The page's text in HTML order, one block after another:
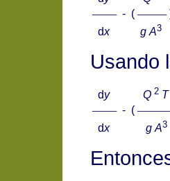
- (
dx g A3
Usando
dy Q 2 T
- (
dx g A3